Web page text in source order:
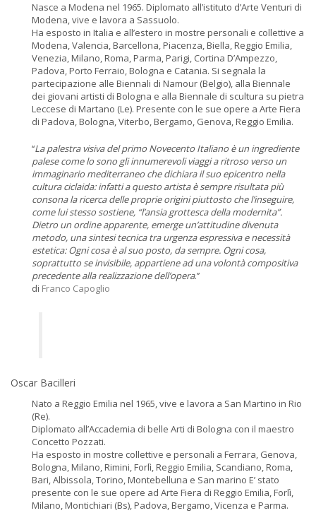
Nasce a Modena nel 1965. Diplomato all’istituto d’Arte Venturi di
Modena, vive e lavora a Sassuolo.
Ha esposto in Italia e all’estero in mostre personali e collettive a
Modena, Valencia, Barcellona, Piacenza, Biella, Reggio Emilia,
Venezia, Milano, Roma, Parma, Parigi, Cortina D’Ampezzo,
Padova, Porto Ferraio, Bologna e Catania. Si segnala la
partecipazione alle Biennali di Namour (Belgio), alla Biennale
dei giovani artisti di Bologna e alla Biennale di scultura su pietra
Leccese di Martano (Le). Presente con le sue opere a Arte Fiera
di Padova, Bologna, Viterbo, Bergamo, Genova, Reggio Emilia.
‘‘La palestra visiva del primo Novecento Italiano è un ingrediente
palese come lo sono gli innumerevoli viaggi a ritroso verso un
immaginario mediterraneo che dichiara il suo epicentro nella
cultura ciclaida: infatti a questo artista è sempre risultata più
consona la ricerca delle proprie origini piuttosto che l’inseguire,
come lui stesso sostiene, “l’ansia grottesca della modernita”.
Dietro un ordine apparente, emerge un’attitudine divenuta
metodo, una sintesi tecnica tra urgenza espressiva e necessità
estetica: Ogni cosa è al suo posto, da sempre. Ogni cosa,
soprattutto se invisibile, appartiene ad una volontà compositiva
precedente alla realizzazione dell’opera.’’
di Franco Capoglio
Oscar Bacilleri
Nato a Reggio Emilia nel 1965, vive e lavora a San Martino in Rio
(Re).
Diplomato all’Accademia di belle Arti di Bologna con il maestro
Concetto Pozzati.
Ha esposto in mostre collettive e personali a Ferrara, Genova,
Bologna, Milano, Rimini, Forlì, Reggio Emilia, Scandiano, Roma,
Bari, Albissola, Torino, Montebelluna e San marino E’ stato
presente con le sue opere ad Arte Fiera di Reggio Emilia, Forlì,
Milano, Montichiari (Bs), Padova, Bergamo, Vicenza e Parma.